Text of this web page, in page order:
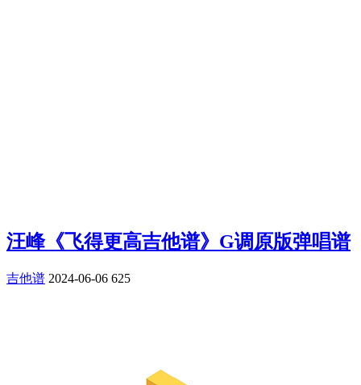
汪峰《飞得更高吉他谱》G调原版弹唱谱
吉他谱 2024-06-06 625